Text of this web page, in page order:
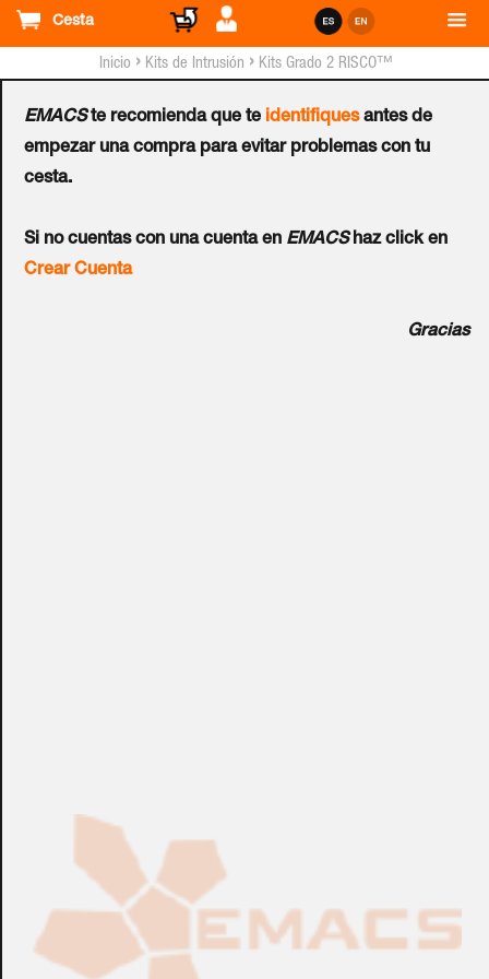
Cesta
EMACSte recomienda que te identifiquesantes de
empezar una compra para evitar problemas con tu
cesta.
Si no cuentas con una cuenta en EMACShaz click en
Crear Cuenta
Gracias
Inicio › Kits de Intrusión › Kits Grado 2 RISCO™
Kit Virtual RISCO™
LightSYS™ con Teclado
PANDA - G2